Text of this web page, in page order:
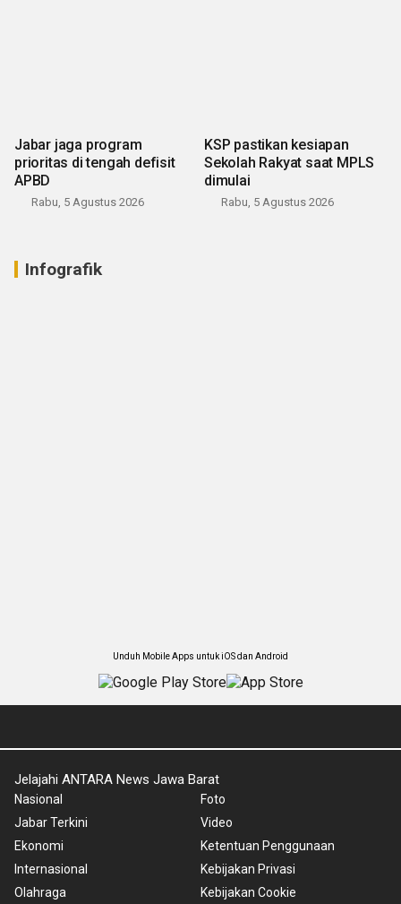
Jabar jaga program
prioritas di tengah defisit
APBD
Rabu, 5 Agustus 2026
KSP pastikan kesiapan
Sekolah Rakyat saat MPLS
dimulai
Rabu, 5 Agustus 2026
Infografik
Unduh Mobile Apps untuk iOS dan Android
Jelajahi ANTARA News Jawa Barat
Nasional
Jabar Terkini
Ekonomi
Internasional
Olahraga
Foto
Video
Ketentuan Penggunaan
Kebijakan Privasi
Kebijakan Cookie